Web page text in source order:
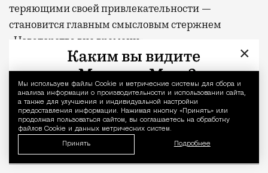
Уведомление
Мы используем файлы Сookie и метрические системы для сбора и
анализа информации о производительности и использовании сайта,
а также для улучшения и индивидуальной настройки
предоставления информации. Нажимая кнопку «Принять» или
продолжая пользоваться сайтом, вы соглашаетесь на обработку
файлов Cookie и данных метрических систем.
Принять Подробнее
теряющими своей привлекательности —
становится главным смысловым стержнем
«Новаторства вне времени»
Фото: пресс-служба «Технопарка»
Рекламные кампании техники редко выходят за
Реклама
технопарк
×